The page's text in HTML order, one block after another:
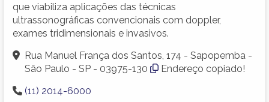
que viabiliza aplicações das técnicas
ultrassonográficas convencionais com doppler,
exames tridimensionais e invasivos.
Rua Manuel França dos Santos, 174 - Sapopemba -
São Paulo - SP - 03975-130
Endereço copiado!
(11) 2014-6000